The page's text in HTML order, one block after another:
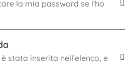
la mia password se l'ho
stata inserita nell'elenco, e